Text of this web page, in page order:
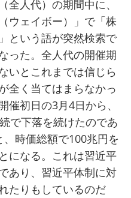
人代）の期間中に、
ウェイボー）」で「株
という語が突然検索で
った。全人代の開催期
いとこれまでは信じら
全く当てはまらなかっ
催初日の3月4日から、
で下落を続けたのであ
時価総額で100兆円を
になる。これは習近平
あり、習近平体制に対
たりもしているのだ